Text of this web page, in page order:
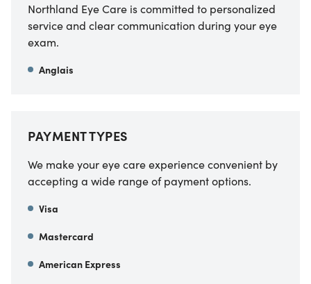
Northland Eye Care is committed to personalized
service and clear communication during your eye
exam.
Anglais
PAYMENT TYPES
We make your eye care experience convenient by
accepting a wide range of payment options.
Visa
Mastercard
American Express